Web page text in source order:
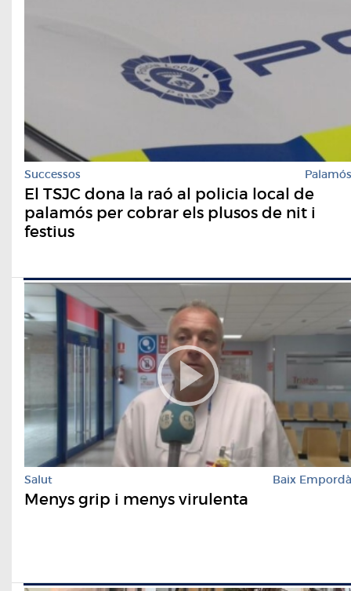
Successos Palamós
El TSJC dona la raó al policia local de
palamós per cobrar els plusos de nit i
festius
Salut Baix Empordà
Menys grip i menys virulenta